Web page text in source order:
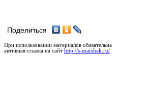
Поделиться
При использовании материалов обязательна
активная ссылка на сайт http://s-marshak.ru/